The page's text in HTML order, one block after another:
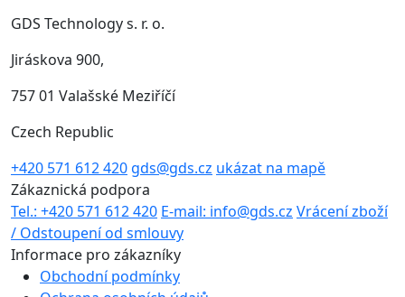
GDS Technology s. r. o.
Jiráskova 900,
757 01 Valašské Meziříčí
Czech Republic
+420 571 612 420 gds@gds.cz ukázat na mapě
Zákaznická podpora
Tel.: +420 571 612 420 E-mail: info@gds.cz Vrácení zboží
/ Odstoupení od smlouvy
Informace pro zákazníky
Obchodní podmínky